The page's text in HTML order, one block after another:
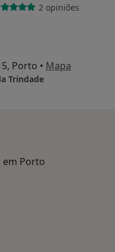
2 opiniões
Porto • Mapa
Trindade
em Porto